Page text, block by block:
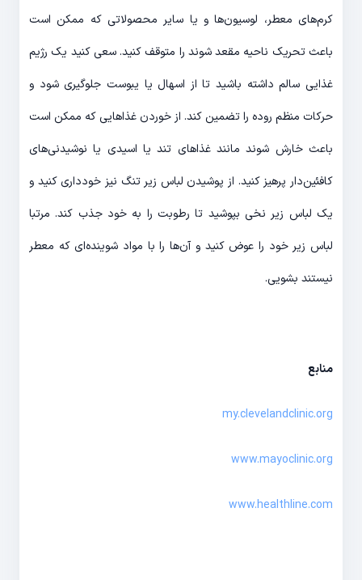
کرم‌های معطر، لوسیون‌ها و یا سایر محصولاتی که ممکن است
باعث تحریک ناحیه مقعد شوند را متوقف کنید. سعی کنید یک رژیم
غذایی سالم داشته باشید تا از اسهال یا یبوست جلوگیری شود و
حرکات منظم روده را تضمین کند. از خوردن غذاهایی که ممکن است
باعث خارش شوند مانند غذاهای تند یا اسیدی یا نوشیدنی‌های
کافئین‌دار پرهیز کنید. از پوشیدن لباس زیر تنگ نیز خودداری کنید و
یک لباس زیر نخی بپوشید تا رطوبت را به خود جذب کند. مرتبا
لباس زیر خود را عوض کنید و آن‌ها را با مواد شوینده‌ای که معطر
نیستند بشویی.
منابع
my.clevelandclinic.org
www.mayoclinic.org
www.healthline.com